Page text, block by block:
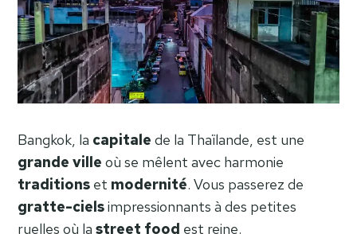
Bangkok, la capitale de la Thaïlande, est une
grande ville où se mêlent avec harmonie
traditions et modernité. Vous passerez de
gratte-cielsimpressionnants à des petites
ruelles où la street food est reine.